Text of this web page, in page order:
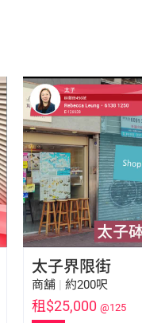
太子界限街
商舖 | 約200呎
租$25,000 @125